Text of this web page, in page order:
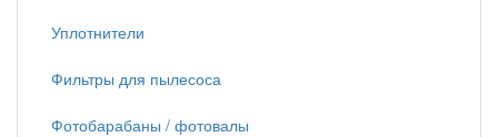
Уплотнители
Фильтры для пылесоса
Фотобарабаны / фотовалы